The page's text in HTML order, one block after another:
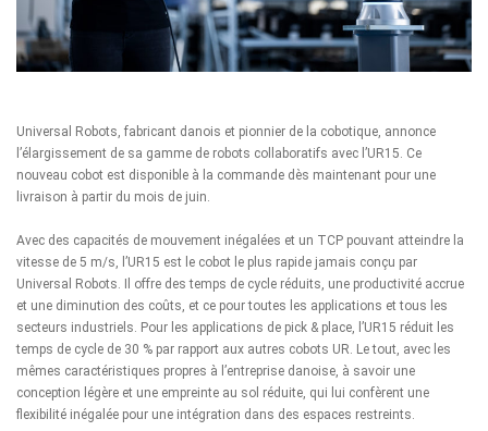
Universal Robots , fabricant danois et pionnier de la cobotique, annonce
l’élargissement de sa gamme de robots collaboratifs avec l’UR15 . Ce
nouveau cobot est disponible à la commande dès maintenant pour une
livraison à partir du mois de juin.
Avec des capacités de mouvement inégalées et un TCP pouvant atteindre la
vitesse de 5 m/s, l’UR15 est le cobot le plus rapide jamais conçu par
Universal Robots. Il offre des temps de cycle réduits, une productivité accrue
et une diminution des coûts, et ce pour toutes les applications et tous les
secteurs industriels. Pour les applications de pick & place, l’UR15 réduit les
temps de cycle de 30 % par rapport aux autres cobots UR. Le tout, avec les
mêmes caractéristiques propres à l’entreprise danoise, à savoir une
conception légère et une empreinte au sol réduite, qui lui confèrent une
flexibilité inégalée pour une intégration dans des espaces restreints.